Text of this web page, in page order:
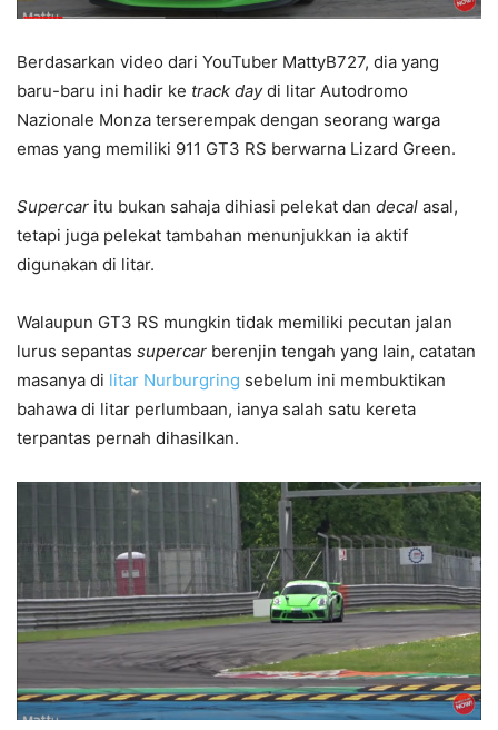
Berdasarkan video dari YouTuber MattyB727, dia yang
baru-baru ini hadir ke track daydi litar Autodromo
Nazionale Monza terserempak dengan seorang warga
emas yang memiliki 911 GT3 RS berwarna Lizard Green.
Supercar itu bukan sahaja dihiasi pelekat dan decal asal,
tetapi juga pelekat tambahan menunjukkan ia aktif
digunakan di litar.
Walaupun GT3 RS mungkin tidak memiliki pecutan jalan
lurus sepantas supercar berenjin tengah yang lain, catatan
masanya di litar Nurburgring sebelum ini membuktikan
bahawa di litar perlumbaan, ianya salah satu kereta
terpantas pernah dihasilkan.